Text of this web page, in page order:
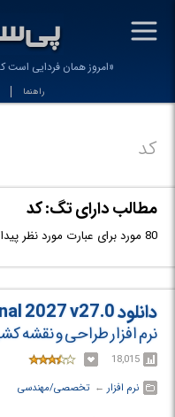
-
«امروز همان فردایی است
راهنما
کد
مطالب دارای تگ: کد
80 مورد برای عبارت مورد نظر پیدا شد.
دانلود CADMATE Professional 2027 v27.0
نرم افزار طراحی و نقشه
18,015
نرم افزار ← ‏تخصصی/مهندسی